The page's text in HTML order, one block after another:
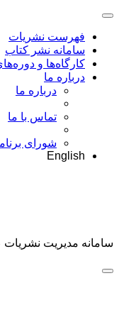
فهرست نشریات
سامانه نشر کتاب
کارگاه‌ها و
درباره ما
درباره ما
تماس با ما
شورای
English
سامانه مدیریت